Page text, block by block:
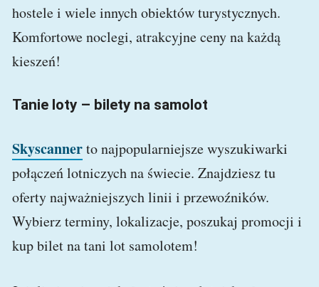
hostele i wiele innych obiektów turystycznych.
Komfortowe noclegi, atrakcyjne ceny na każdą
kieszeń!
Tanie loty – bilety na samolot
Skyscannerto najpopularniejsze wyszukiwarki
połączeń lotniczych na świecie. Znajdziesz tu
oferty najważniejszych linii i przewoźników.
Wybierz terminy, lokalizacje, poszukaj promocji i
kup bilet na tani lot samolotem!